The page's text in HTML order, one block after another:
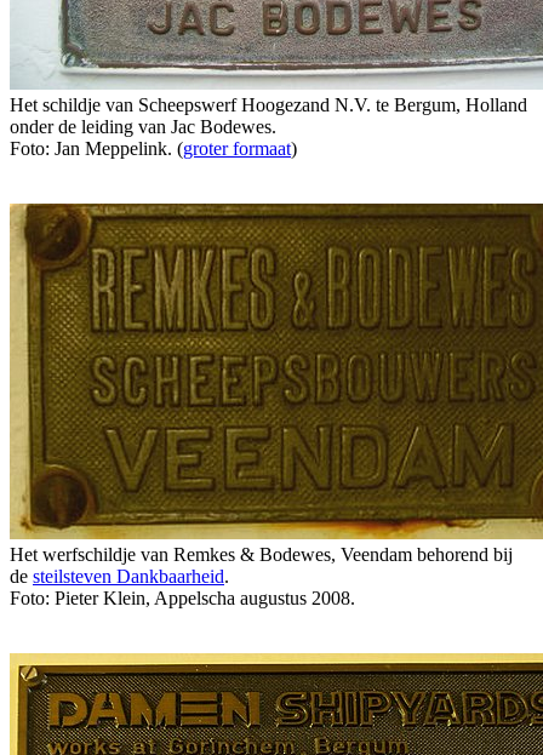
Het schildje van Scheepswerf Hoogezand N.V. te Bergum, Holland
onder de leiding van Jac Bodewes.
Foto: Jan Meppelink. (groter formaat)
Het werfschildje van Remkes & Bodewes, Veendam behorend bij
de steilsteven Dankbaarheid.
Foto: Pieter Klein, Appelscha augustus 2008.